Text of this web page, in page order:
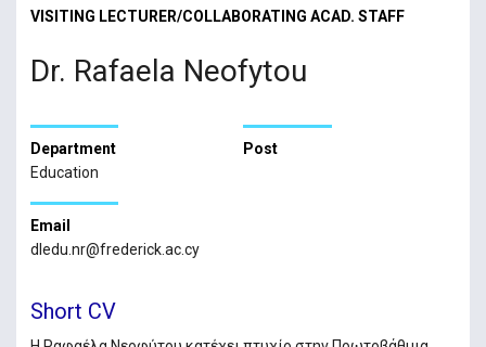
VISITING LECTURER/COLLABORATING ACAD. STAFF
Dr. Rafaela Neofytou
Department
Education
Post
Email
dledu.nr@frederick.ac.cy
Short CV